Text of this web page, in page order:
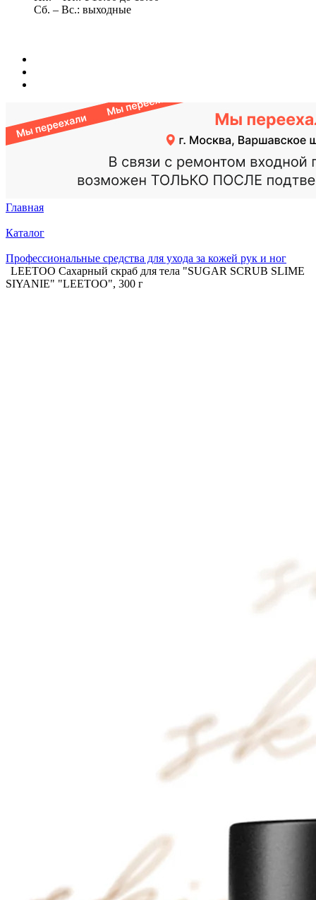
Сб. – Вс.: выходные
Главная
Каталог
Профессиональные средства для ухода за кожей рук и ног
LEETOO Сахарный скраб для тела "SUGAR SCRUB SLIME
SIYANIE" "LEETOO", 300 г